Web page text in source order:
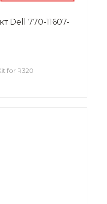
Dell 770-11607-
for R320